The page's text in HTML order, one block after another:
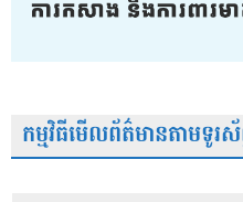
កម្មវិធីមើលព័ត៌មានតាមទូរស័